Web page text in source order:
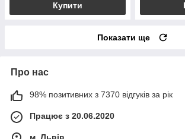
Купити
Показати ще
Про нас
98% позитивних з 7370 відгуків за рік
Працює з 20.06.2020